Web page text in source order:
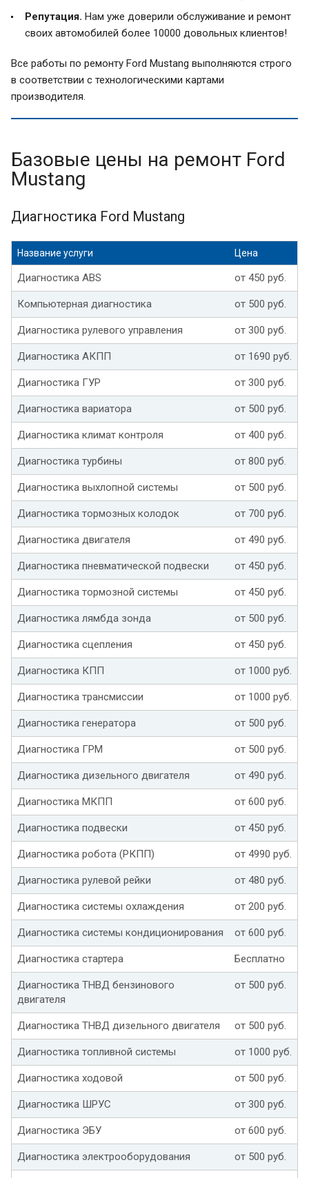
Репутация. Нам уже доверили обслуживание и ремонт
своих автомобилей более 10000 довольных клиентов!
Все работы по ремонту Ford Mustang выполняются строго
в соответствии с технологическими картами
производителя.
Базовые цены на ремонт Ford
Mustang
Диагностика Ford Mustang
Название услуги Цена
Диагностика ABS от 450 руб.
Компьютерная диагностика от 500 руб.
Диагностика рулевого управления от 300 руб.
Диагностика АКПП от 1690 руб.
Диагностика ГУР от 300 руб.
Диагностика вариатора от 500 руб.
Диагностика климат контроля от 400 руб.
Диагностика турбины от 800 руб.
Диагностика выхлопной системы от 500 руб.
Диагностика тормозных колодок от 700 руб.
Диагностика двигателя от 490 руб.
Диагностика пневматической подвески от 450 руб.
Диагностика тормозной системы от 450 руб.
Диагностика лямбда зонда от 500 руб.
Диагностика сцепления от 450 руб.
Диагностика КПП от 1000 руб.
Диагностика трансмиссии от 1000 руб.
Диагностика генератора от 500 руб.
Диагностика ГРМ от 500 руб.
Диагностика дизельного двигателя от 490 руб.
Диагностика МКПП от 600 руб.
Диагностика подвески от 450 руб.
Диагностика робота (РКПП) от 4990 руб.
Диагностика рулевой рейки от 480 руб.
Диагностика системы охлаждения от 200 руб.
Диагностика системы кондиционирования от 600 руб.
Диагностика стартера Бесплатно
Диагностика ТНВД бензинового
двигателя
от 500 руб.
Диагностика ТНВД дизельного двигателя от 500 руб.
Диагностика топливной системы от 1000 руб.
Диагностика ходовой от 500 руб.
Диагностика ШРУС от 300 руб.
Диагностика ЭБУ от 600 руб.
Диагностика электрооборудования от 500 руб.